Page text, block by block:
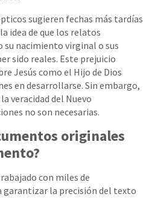
sugieren fechas más tardías
idea de que los relatos
su nacimiento virginal o sus
sido reales. Este prejuicio
Jesús como el Hijo de Dios
en desarrollarse. Sin embargo,
veracidad del Nuevo
no son necesarias.
originales
con miles de
garantizar la precisión del texto